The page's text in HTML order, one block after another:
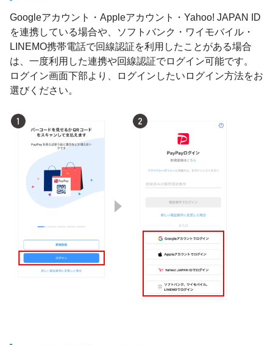
Googleアカウント・Appleアカウント・Yahoo! JAPAN ID
を連携している場合や、ソフトバンク・ワイモバイル・
LINEMO携帯電話で回線認証を利用したことがある場合
は、一度利用した連携や回線認証でログイン可能です。
ログイン画面下部より、ログインしたいログイン方法をお
選びください。